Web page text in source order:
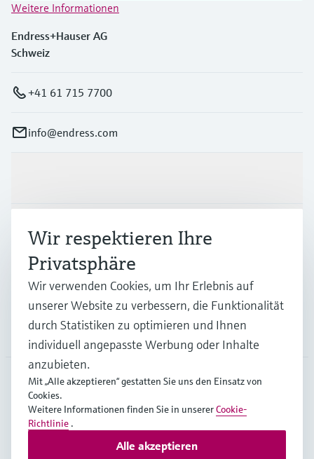
Weitere Informationen
Endress+Hauser AG
Schweiz
+41 61 715 7700
info@endress.com
Branchen
Support
Unternehmen
GLB
Copyright © Endress+Hauser Group Services AG
Wir respektieren Ihre
Privatsphäre
Wir verwenden Cookies, um Ihr Erlebnis auf
unserer Website zu verbessern, die Funktionalität
durch Statistiken zu optimieren und Ihnen
individuell angepasste Werbung oder Inhalte
anzubieten.
Mit „Alle akzeptieren“ gestatten Sie uns den Einsatz von
Cookies.
Weitere Informationen finden Sie in unsererCookie-
Richtlinie .
Alle akzeptieren